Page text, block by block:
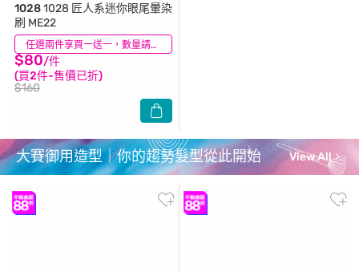
任選兩件享買一送一，數量請選2件
10281028 匠人系迷你眼尾暈染
刷 ME22
$80/件
(買2件-售價已折)
$160
(4)
大賽御用造型｜你的趨勢髮型從此開始 View All